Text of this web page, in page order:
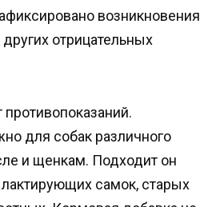
возникновения
отрицательных
для собак различного
и щенкам. Подходит он
самок, старых